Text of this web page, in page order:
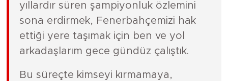
yıllardır süren şampiyonluk özlemini
sona erdirmek, Fenerbahçemizi hak
ettiği yere taşımak için ben ve yol
arkadaşlarım gece gündüz çalıştık.
Bu süreçte kimseyi kırmamaya,